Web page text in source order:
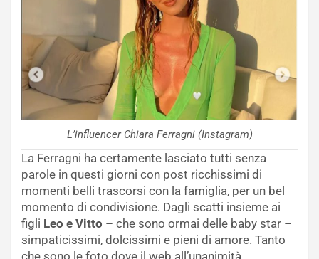
L’influencer Chiara Ferragni (Instagram)
La Ferragni ha certamente lasciato tutti senza
parole in questi giorni con post ricchissimi di
momenti belli trascorsi con la famiglia, per un bel
momento di condivisione. Dagli scatti insieme ai
figli Leo e Vitto – che sono ormai delle baby star –
simpaticissimi, dolcissimi e pieni di amore. Tanto